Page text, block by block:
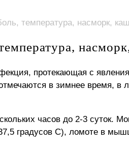
температура, насморк,
протекающая с
в зимнее время, в
часов до 2-3 суток.
градусов С), ломоте в